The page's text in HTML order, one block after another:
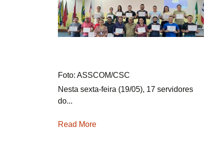
Foto: ASSCOM/CSC
Nesta sexta-feira (19/05), 17 servidores
do...
Read More